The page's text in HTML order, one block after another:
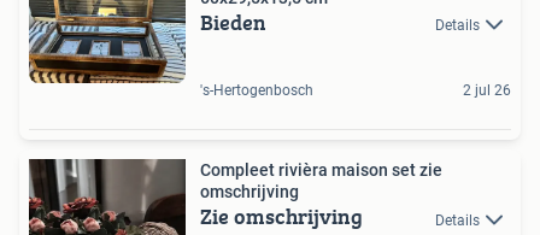
Bieden Details
's-Hertogenbosch 2 jul 26
Compleet rivièra maison set zie
omschrijving
Zie omschrijving Details